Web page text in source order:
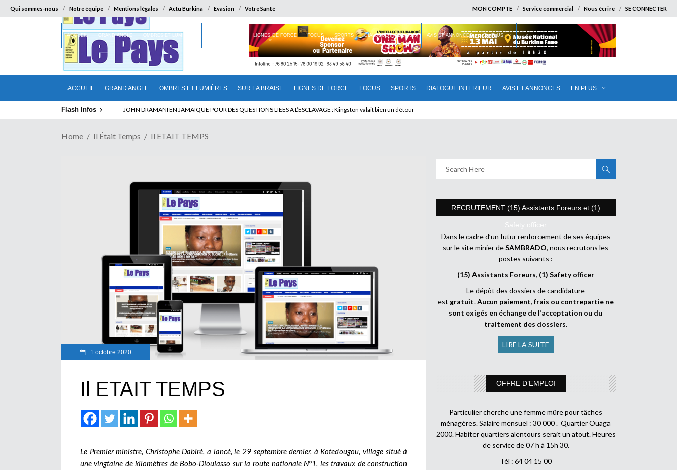
Qui sommes-nous Notre équipe Mentions légales Actu Burkina Evasion Votre Santé MON COMPTE Service commercial Nous écrire SE CONNECTER
ACCUEIL GRAND ANGLE OMBRES ET LUMIÈRES SUR LA BRAISE LIGNES DE FORCE FOCUS SPORTS DIALOGUE INTERIEUR AVIS ET ANNONCES EN PLUS
ACCUEIL GRAND ANGLE OMBRES ET LUMIÈRES LIGNES DE FORCE FOCUS SPORTS DIALOGUE INTERIEUR AVIS ET ANNONCES EN PLUS
Flash Infos ABSENCE PROLONGEE DE PAUL BIYA DU CAMEROUN : Qui pilote le Cameroun ?
Home Il Était Temps Il ETAIT TEMPS
1 octobre 2020
Il ETAIT TEMPS
Le Premier ministre, Christophe Dabiré, a lancé, le 29 septembre dernier, à Kotedougou, village situé à
une vingtaine de kilomètres de Bobo-Dioulasso sur la route nationale N°1, les travaux de construction
RECRUTEMENT (15) Assistants Foreurs et (1)
Safety officer
Dans le cadre d’un futur renforcement de ses équipes
sur le site minier deSAMBRADO, nous recrutons les
postes suivants :
(15) Assistants Foreurs, (1) Safety officer
Le dépôt des dossiers de candidature
est gratuit.Aucun paiement, frais ou contrepartie ne
sont exigés en échange de l’acceptation ou du
traitement des dossiers.
LIRE LA SUITE
OFFRE D’EMPLOI
Particulier cherche une femme mûre pour tâches
ménagères. Salaire mensuel : 30 000 . Quartier Ouaga
2000. Habiter quartiers alentours serait un atout. Heures
de service de 07 h à 15h 30.
Tél : 64 04 15 00